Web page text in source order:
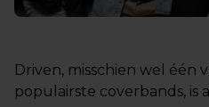
Driven, misschien wel één
populairste coverbands, is